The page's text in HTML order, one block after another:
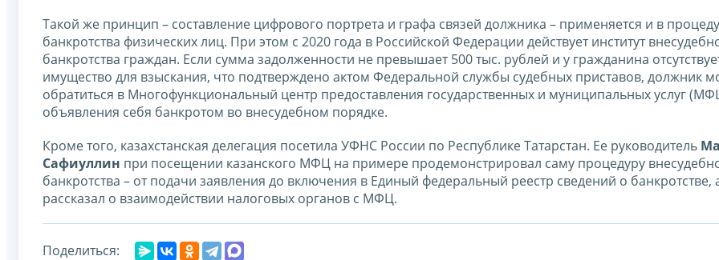
Такой же принцип – составление цифрового портрета и графа связей должника – применяется и в
банкротства физических лиц. При этом с 2020 года в Российской Федерации действует институт
банкротства граждан. Если сумма задолженности не превышает 500 тыс. рублей и у гражданина
имущество для взыскания, что подтверждено актом Федеральной службы судебных приставов, должник
обратиться в Многофункциональный центр предоставления государственных и муниципальных услуг
объявления себя банкротом во внесудебном порядке.
Кроме того, казахстанская делегация посетила УФНС России по Республике Татарстан. Ее руководитель
Сафиуллин при посещении казанского МФЦ на примере продемонстрировал саму процедуру
банкротства – от подачи заявления до включения в Единый федеральный реестр сведений о банкротстве,
рассказал о взаимодействии налоговых органов с МФЦ.
Поделиться: